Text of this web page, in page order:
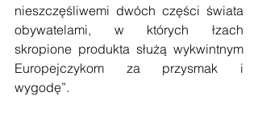
nieszczęśliwemi dwóch części świata
obywatelami, w których łzach
skropione produkta służą wykwintnym
Europejczykom za przysmak i
wygodę”.